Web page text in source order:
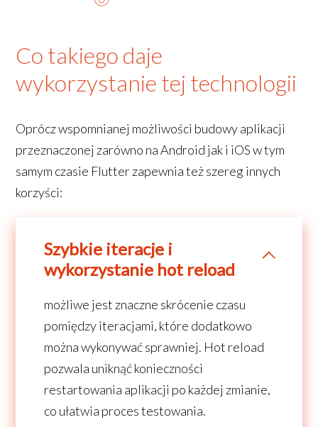
Co takiego daje
wykorzystanie tej technologii
Oprócz wspomnianej możliwości budowy aplikacji
przeznaczonej zarówno na Android jak i iOS w tym
samym czasie Flutter zapewnia też szereg innych
korzyści:
Szybkie iteracje i
wykorzystanie hot reload
możliwe jest znaczne skrócenie czasu
pomiędzy iteracjami, które dodatkowo
można wykonywać sprawniej. Hot reload
pozwala uniknąć konieczności
restartowania aplikacji po każdej zmianie,
co ułatwia proces testowania.